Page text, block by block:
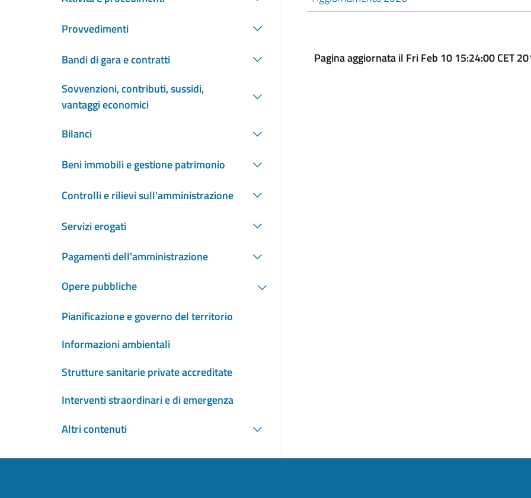
Provvedimenti
Bandi di gara e contratti
Sovvenzioni, contributi, sussidi,
vantaggi economici
Bilanci
Beni immobili e gestione patrimonio
Controlli e rilievi sull'amministrazione
Servizi erogati
Pagamenti dell'amministrazione
Opere pubbliche
Pianificazione e governo del territorio
Informazioni ambientali
Strutture sanitarie private accreditate
Interventi straordinari e di emergenza
Altri contenuti
Pagina aggiornata il Fri Feb 10 15:24:00 CET